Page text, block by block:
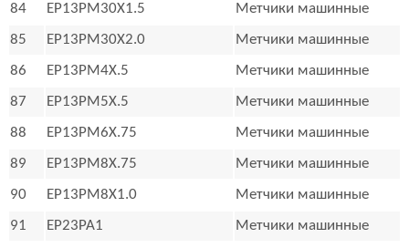
84
EP13PM30X1.5
Метчики машинные
85
EP13PM30X2.0
Метчики машинные
86
EP13PM4X.5
Метчики машинные
87
EP13PM5X.5
Метчики машинные
88
EP13PM6X.75
Метчики машинные
89
EP13PM8X.75
Метчики машинные
90
EP13PM8X1.0
Метчики машинные
91
EP23PA1
Метчики машинные